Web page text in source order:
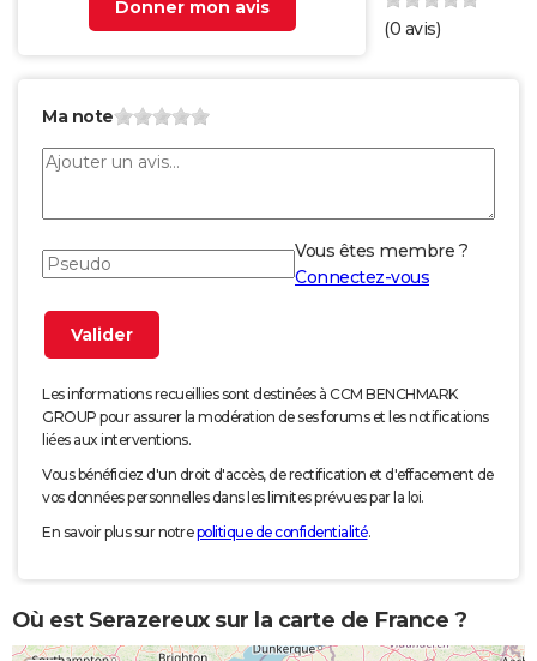
Donner mon avis
(0 avis)
Ma note
Vous êtes membre ?
Connectez-vous
Les informations recueillies sont destinées à CCM BENCHMARK
GROUP pour assurer la modération de ses forums et les notifications
liées aux interventions.
Vous bénéficiez d'un droit d'accès, de rectification et d'effacement de
vos données personnelles dans les limites prévues par la loi.
En savoir plus sur notrepolitique de confidentialité.
Où est Serazereux sur la carte de France ?